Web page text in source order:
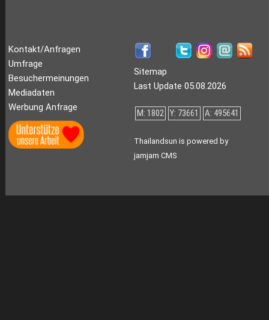
Kontakt/Anfragen
Umfrage
Besuchermeinungen
Mediadaten
Werbung Anfrage
Sitemap
Last Update 05.08.2026
M: 1802 Y: 73661 A: 495641
Thailandsun is powered by
jamjam CMS